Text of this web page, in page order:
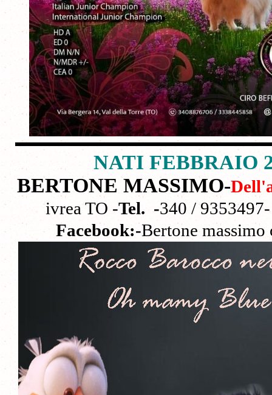
NATI FEBBRAIO
BERTONE MASSIMO-
ivrea TO -Tel. -340 / 9353497-
Facebook:-Bertone